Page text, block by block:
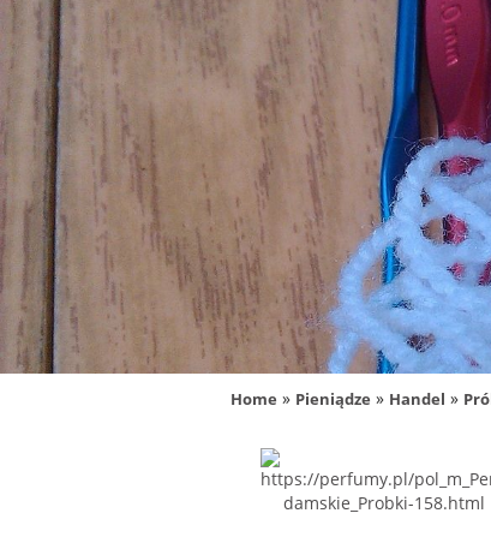
Home » Pieniądze » Handel »